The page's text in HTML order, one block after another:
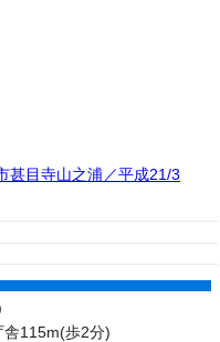
目寺山之浦／平成21/3
舎115m(歩2分)